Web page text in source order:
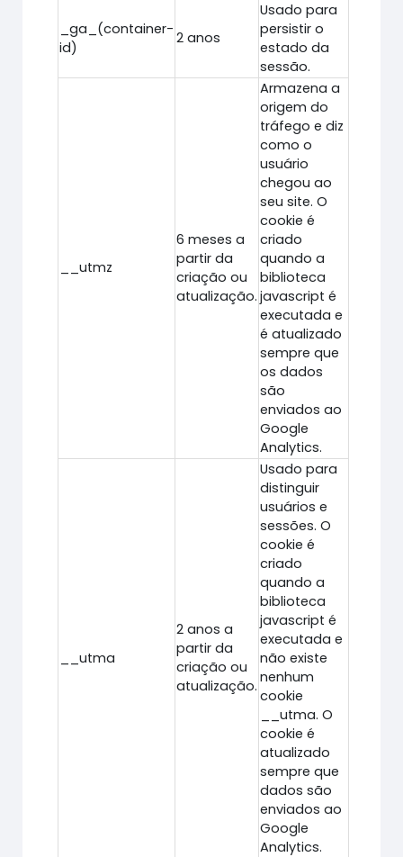
_ga_(container-
id)
2 anos
Usado para
persistir o
estado da
sessão.
__utmz
6 meses a
partir da
criação ou
atualização.
Armazena a
origem do
tráfego e diz
como o
usuário
chegou ao
seu site. O
cookie é
criado
quando a
biblioteca
javascript é
executada e
é atualizado
sempre que
os dados
são
enviados ao
Google
Analytics.
__utma
2 anos a
partir da
criação ou
atualização.
Usado para
distinguir
usuários e
sessões. O
cookie é
criado
quando a
biblioteca
javascript é
executada e
não existe
nenhum
cookie
__utma. O
cookie é
atualizado
sempre que
dados são
enviados ao
Google
Analytics.